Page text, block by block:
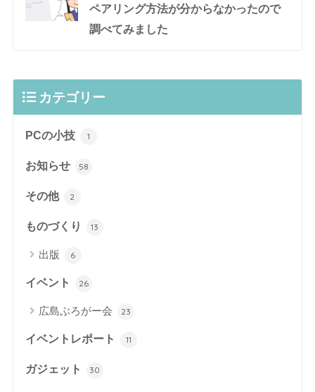
ペアリング方法が分からなかったので
調べてみました
カテゴリー
PCの小技 1
お知らせ 58
その他 2
ものづくり 13
出版 6
イベント 26
広島ぶろがー会 23
イベントレポート 11
ガジェット 30